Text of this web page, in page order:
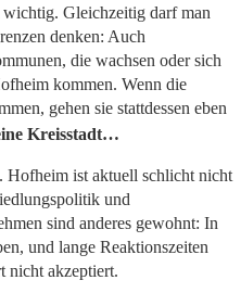
wichtig. Gleichzeitig darf man
denken: Auch
die wachsen oder sich
kommen. Wenn die
gehen sie stattdessen eben
Kreisstadt…
Hofheim ist aktuell schlicht nicht
und
sind anderes gewohnt: In
und lange Reaktionszeiten
nicht akzeptiert.